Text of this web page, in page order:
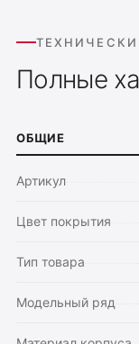
Полные
ОБЩИЕ
Артикул
Цвет покрытия
Тип товара
Модельный ряд